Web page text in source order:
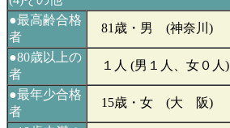
●最高齢合格
者
81 歳・男 (神奈川)
●80歳以上の
者
１人 (男１人、女０人)
●最年少合格
者
15歳・女 (大 阪)